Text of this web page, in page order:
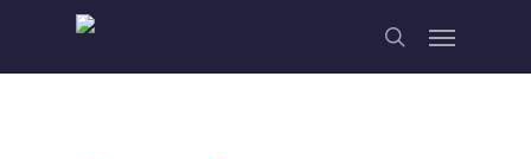
main
search
Menu